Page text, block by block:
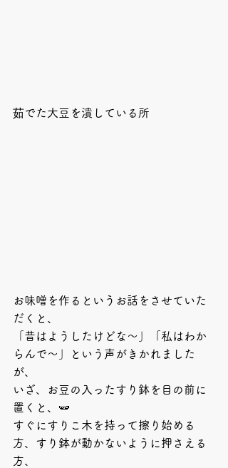
茹でた大豆を潰している所
お味噌を作るというお話をさせていた
だくと、
「昔はようしたけどな～」「私はわか
らんで～」という声がきかれました
が、
いざ、お豆の入ったすり鉢を目の前に
置くと、🫛
すぐにすりこ木を持って擦り始める
方、すり鉢が動かないように押さえる
方、